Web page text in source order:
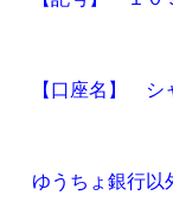
【口座名】 シ
ゆうちょ銀行以